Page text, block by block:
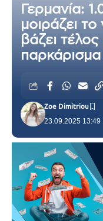
Γερμανία:
μοιράζει
βάζει
παρκάρισμα
23.09.2025 13:49
Zoe Dimitriou